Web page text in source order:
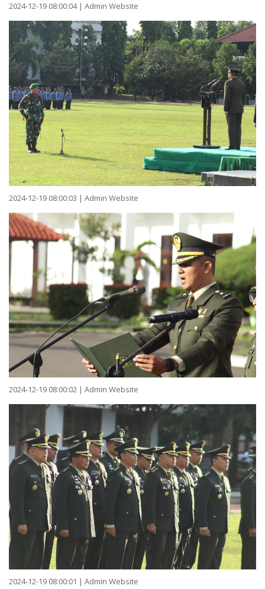
2024-12-19 08:00:04 | Admin Website
2024-12-19 08:00:03 | Admin Website
2024-12-19 08:00:02 | Admin Website
2024-12-19 08:00:01 | Admin Website